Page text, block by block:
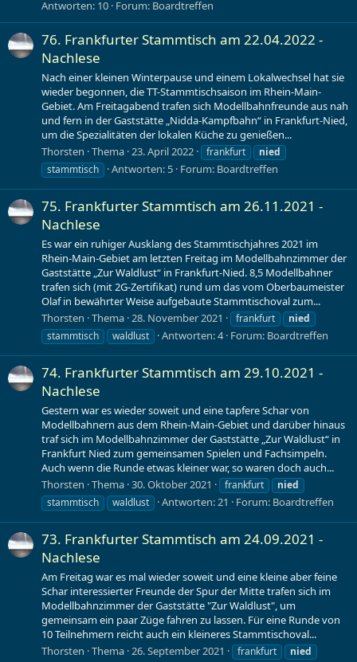
Antworten: 10 Forum: Boardtreffen
76. Frankfurter Stammtisch am 22.04.2022 -
Nachlese
Nach einer kleinen Winterpause und einem Lokalwechsel hat sie
wieder begonnen, die TT-Stammtischsaison im Rhein-Main-
Gebiet. Am Freitagabend trafen sich Modellbahnfreunde aus nah
und fern in der Gaststätte „Nidda-Kampfbahn“ in Frankfurt-Nied,
um die Spezialitäten der lokalen Küche zu genießen...
Thorsten Thema 23. April 2022 frankfurt
nied
stammtisch
Antworten: 5 Forum: Boardtreffen
75. Frankfurter Stammtisch am 26.11.2021 -
Nachlese
Es war ein ruhiger Ausklang des Stammtischjahres 2021 im
Rhein-Main-Gebiet am letzten Freitag im Modellbahnzimmer der
Gaststätte „Zur Waldlust“ in Frankfurt-Nied. 8,5 Modellbahner
trafen sich (mit 2G-Zertifikat) rund um das vom Oberbaumeister
Olaf in bewährter Weise aufgebaute Stammtischoval zum...
Thorsten Thema 28. November 2021 frankfurt
nied
stammtisch
waldlust Antworten: 4 Forum: Boardtreffen
74. Frankfurter Stammtisch am 29.10.2021 -
Nachlese
Gestern war es wieder soweit und eine tapfere Schar von
Modellbahnern aus dem Rhein-Main-Gebiet und darüber hinaus
traf sich im Modellbahnzimmer der Gaststätte „Zur Waldlust“ in
Frankfurt Nied zum gemeinsamen Spielen und Fachsimpeln.
Auch wenn die Runde etwas kleiner war, so waren doch auch...
Thorsten Thema 30. Oktober 2021 frankfurt
nied
stammtisch
waldlust Antworten: 21 Forum: Boardtreffen
73. Frankfurter Stammtisch am 24.09.2021 -
Nachlese
Am Freitag war es mal wieder soweit und eine kleine aber feine
Schar interessierter Freunde der Spur der Mitte trafen sich im
Modellbahnzimmer der Gaststätte "Zur Waldlust", um
gemeinsam ein paar Züge fahren zu lassen. Für eine Runde von
10 Teilnehmern reicht auch ein kleineres Stammtischoval...
Thorsten Thema 26. September 2021 frankfurt
nied